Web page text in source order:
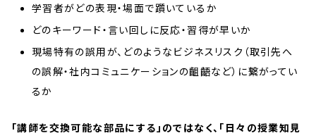
学習者がどの表現・場面で躓いているか
どのキーワード・言い回しに反応・習得が早いか
現場特有の誤用が、どのようなビジネスリスク（取引先へ
の誤解・社内コミュニケーションの齟齬など）に繋がってい
るか
「講師を交換可能な部品にする」のではなく、「日々の授業知見